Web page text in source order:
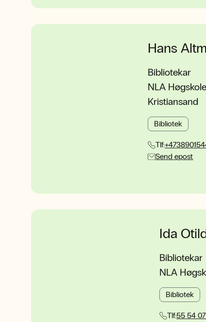
Hans
Bibliotekar
NLA
Kristiansand
Bibliotek
Tlf:
Send epost
Ida
Bibliotekar
NLA
Bibliotek
Tlf:55 54